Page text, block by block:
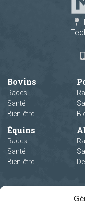
Bovins
Races
Santé
Bien-être
Équins
Races
Santé
Bien-être